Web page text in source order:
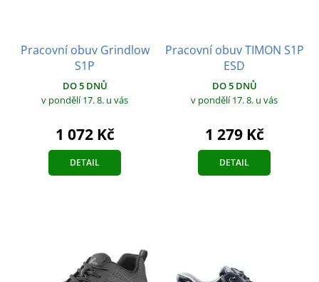
Pracovní obuv Grindlow
S1P
DO 5 DNŮ
v pondělí 17. 8. u vás
1 072 Kč
DETAIL
Pracovní obuv TIMON S1P
ESD
DO 5 DNŮ
v pondělí 17. 8. u vás
1 279 Kč
DETAIL